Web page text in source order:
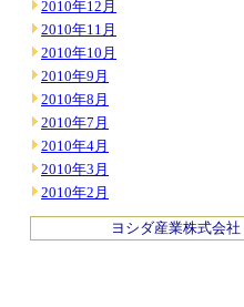
2010年12月
2010年11月
2010年10月
2010年9月
2010年8月
2010年7月
2010年4月
2010年3月
2010年2月
ヨシダ産業株式会社